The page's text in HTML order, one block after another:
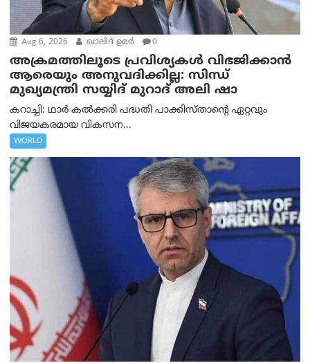
Aug 6, 2026 ഖാലിദ് ഉമര്‍ 0
അക്രമത്തിലൂടെ പ്രവിശ്യകൾ വിഭജിക്കാൻ
ആരെയും അനുവദിക്കില്ല: സിന്ധ്
മുഖ്യമന്ത്രി സയ്യിദ് മുറാദ് അലി ഷാ
കറാച്ചി: ഥാർ കൽക്കരി പദ്ധതി പാക്കിസ്താന്റെ ഏറ്റവും
വിജയകരമായ വികസന...
WORLD